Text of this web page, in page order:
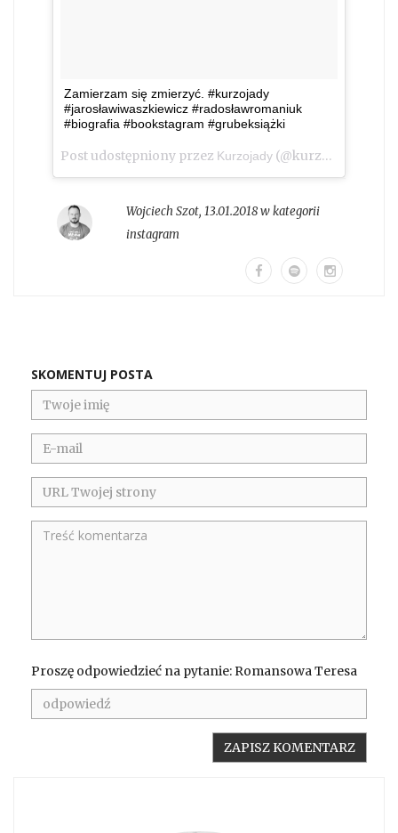
Zamierzam się zmierzyć. #kurzojady
#jarosławiwaszkiewicz #radosławromaniuk
#biografia #bookstagram #grubeksiążki
Post udostępniony przez Kurzojady (@kurzojady_insta)
Wojciech Szot, 13.01.2018 w kategorii
instagram
SKOMENTUJ POSTA
Proszę odpowiedzieć na pytanie: Romansowa Teresa